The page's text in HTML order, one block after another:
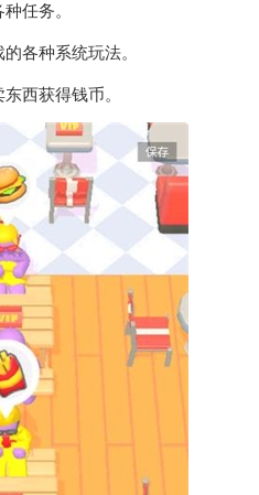
任务。
各种系统玩法。
西获得钱币。